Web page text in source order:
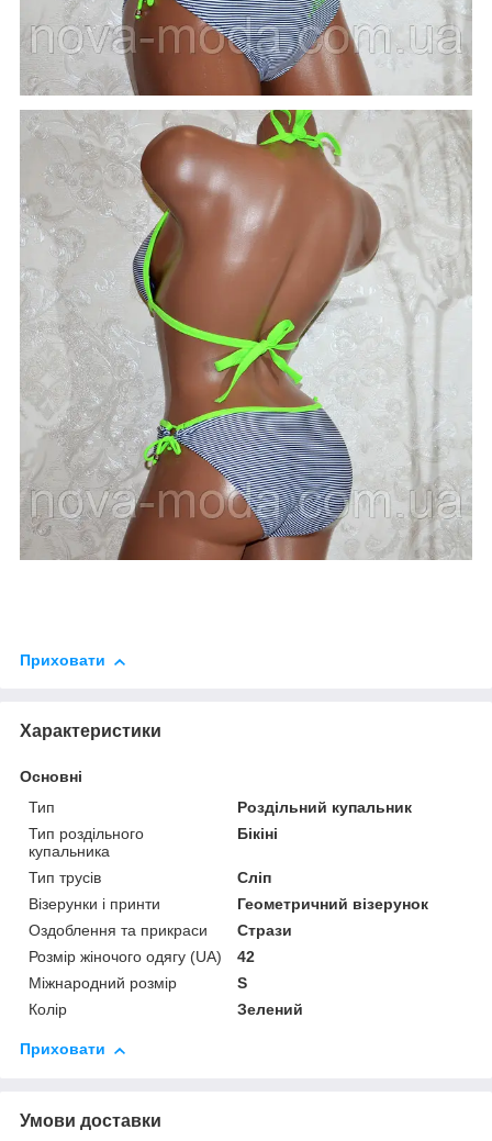
Приховати
Характеристики
Основні
Тип
Роздільний купальник
Тип роздільного
купальника
Бікіні
Тип трусів
Сліп
Візерунки і принти
Геометричний візерунок
Оздоблення та прикраси
Стрази
Розмір жіночого одягу (UA)
42
Міжнародний розмір
S
Колір
Зелений
Приховати
Умови доставки